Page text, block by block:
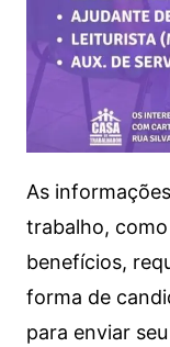
As
trabalho,
benefícios,
forma de
para enviar